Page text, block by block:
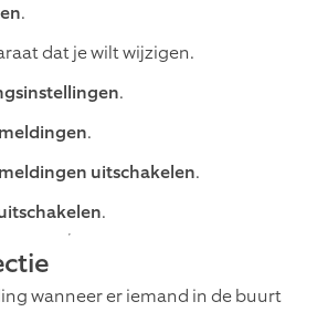
.
dat je wilt wijzigen.
.
.
uitschakelen.
.
wanneer er iemand in de buurt